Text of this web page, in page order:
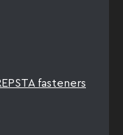
fasteners